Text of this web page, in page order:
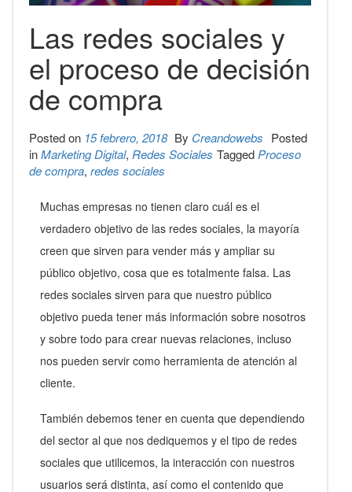
Las redes sociales y
el proceso de decisión
de compra
Posted on 15 febrero, 2018 By Creandowebs Posted
inMarketing Digital, Redes Sociales TaggedProceso
de compra, redes sociales
Muchas empresas no tienen claro cuál es el
verdadero objetivo de las redes sociales, la mayoría
creen que sirven para vender más y ampliar su
público objetivo, cosa que es totalmente falsa. Las
redes sociales sirven para que nuestro público
objetivo pueda tener más información sobre nosotros
y sobre todo para crear nuevas relaciones, incluso
nos pueden servir como herramienta de atención al
cliente.
También debemos tener en cuenta que dependiendo
del sector al que nos dediquemos y el tipo de redes
sociales que utilicemos, la interacción con nuestros
usuarios será distinta, así como el contenido que